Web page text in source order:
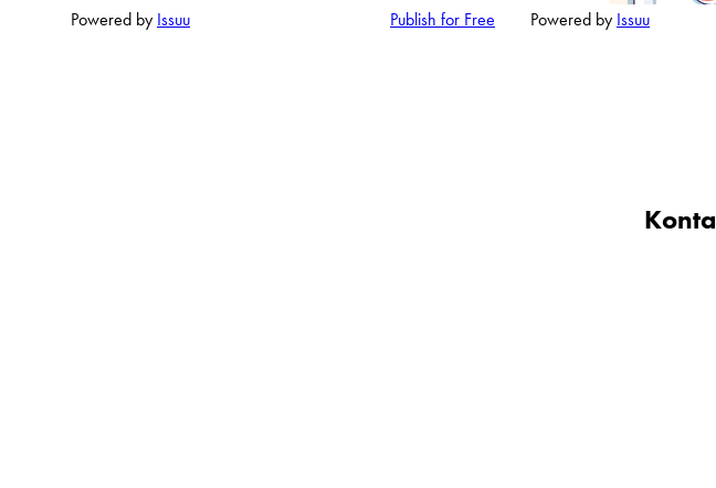
Powered by Issuu Publish for Free Powered by Issuu